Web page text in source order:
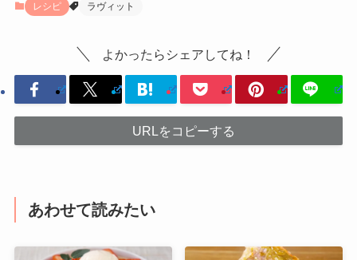
レシピ ラヴィット
よかったらシェアしてね！
URLをコピーする
あわせて読みたい